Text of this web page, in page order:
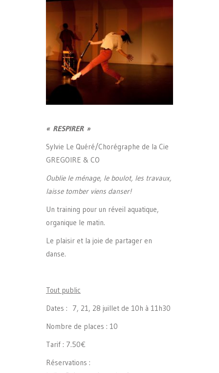
« RESPIRER»
Sylvie Le Quéré/Chorégraphe de la Cie
GREGOIRE & CO
Oublie le ménage, le boulot, les travaux,
laisse tomber viens danser!
Un training pour un réveil aquatique,
organique le matin.
Le plaisir et la joie de partager en
danse.
Tout public
Dates : 7, 21, 28 juillet de 10h à 11h30
Nombre de places : 10
Tarif : 7.50€
Réservations :